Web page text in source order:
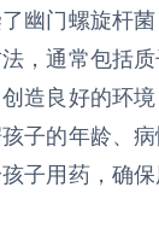
幽门螺旋杆
，通常包括
造良好的环
子的年龄、
子用药，确